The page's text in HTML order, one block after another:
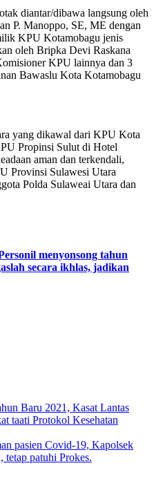
diantar/dibawa langsung oleh
P. Manoppo, SE, ME dengan
KPU Kotamobagu jenis
oleh Bripka Devi Raskana
KPU lainnya dan 3
Bawaslu Kota Kotamobagu
yang dikawal dari KPU Kota
Propinsi Sulut di Hotel
aman dan terkendali,
Provinsi Sulawesi Utara
Polda Sulaweai Utara dan
menyonsong tahun
secara ikhlas, jadikan
Baru 2021, Kasat Lantas
taati Protokol Kesehatan
pasien Covid-19, Kapolsek
tetap patuhi Prokes.